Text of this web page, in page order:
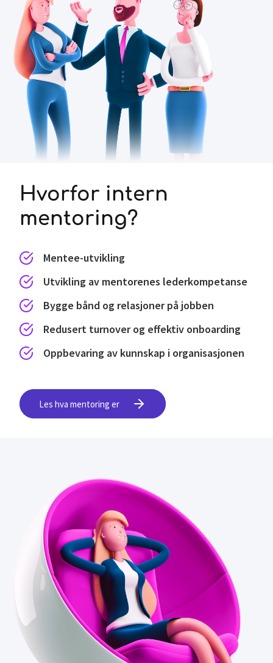
Hvorfor intern
mentoring?
Mentee-utvikling
Utvikling av mentorenes lederkompetanse
Bygge bånd og relasjoner på jobben
Redusert turnover og effektiv onboarding
Oppbevaring av kunnskap i organisasjonen
Les hva mentoring er